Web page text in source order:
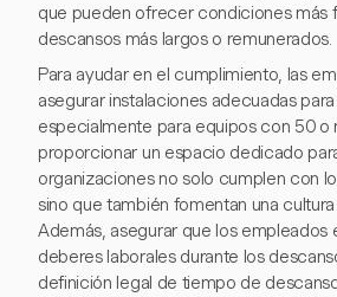
que pueden ofrecer condiciones más
descansos más largos o remunerados.
Para ayudar en el cumplimiento, las
asegurar instalaciones adecuadas
especialmente para equipos con 50 o
proporcionar un espacio dedicado
organizaciones no solo cumplen con
sino que también fomentan una
Además, asegurar que los empleados
deberes laborales durante los
definición legal de tiempo de